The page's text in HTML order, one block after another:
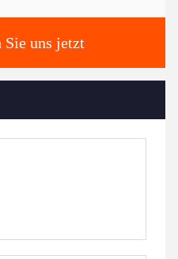
uns jetzt